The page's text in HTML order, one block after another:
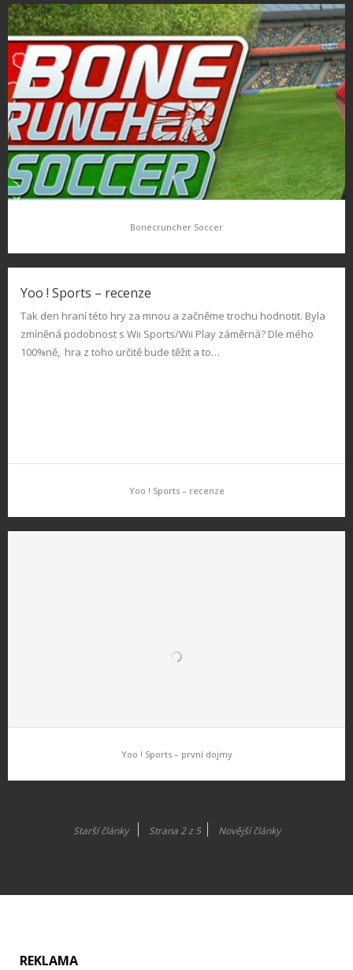
Ultimate Mortal Kombat 3 ještě tento měsíc
Když se řekne Mortal Combat, určitě se každému vybaví
legendární mlátička, pro iPhone nyní EA připravuje aktuální díl…
který jak je slibováno, mile překvapí ……
Bonecruncher Soccer přináší do světa fotbalových her konečně
něco nového. Není to sice plnohodnotný fotbal, ale v tom čem je
jiný je jedinečný. 3D útočné akce kdy běžíte na bránu,…
Bonecruncher Soccer
Yoo ! Sports – recenze
Tak den hraní této hry za mnou a začněme trochu hodnotit. Byla
zmíněná podobnost s Wii Sports/Wii Play záměrná? Dle mého
100%ně, hra z toho určitě bude těžit a to…
Yoo ! Sports – recenze
Triniti Interactive vzdala nový titul, který mě velice překvapil. Při
Yoo ! Sports – první dojmy
Starší články Strana 2 z 5 Novější články
REKLAMA